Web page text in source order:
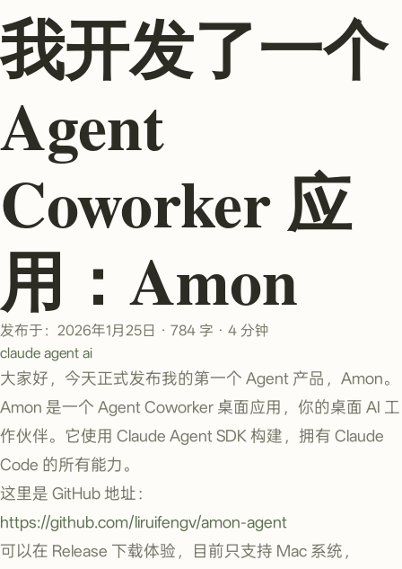
我开发了一个
Agent
Coworker 应
用：Amon
发布于：2026年1月25日 · 784 字 · 4 分钟
claude agent ai
大家好，今天正式发布我的第一个 Agent 产品，Amon。
Amon 是一个 Agent Coworker 桌面应用，你的桌面 AI 工
作伙伴。它使用 Claude Agent SDK 构建，拥有 Claude
Code 的所有能力。
这里是 GitHub 地址：
https://github.com/liruifengv/amon-agent
可以在 Release 下载体验，目前只支持 Mac 系统，